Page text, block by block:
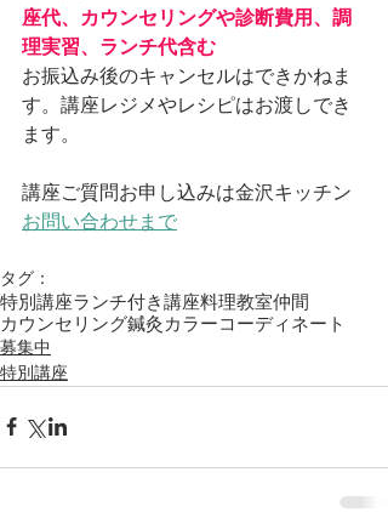
座代、カウンセリングや診断費用、調
理実習、ランチ代含む
お振込み後のキャンセルはできかねま
す。講座レジメやレシピはお渡しでき
ます。
講座ご質問お申し込みは金沢キッチン
お問い合わせまで
タグ：
特別講座ランチ付き講座料理教室仲間
カウンセリング鍼灸カラーコーディネート
募集中
特別講座